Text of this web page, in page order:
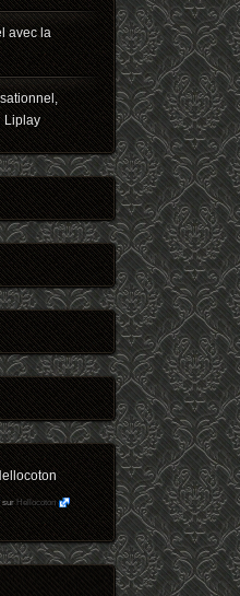
avec la
Liplay
surHellocoton